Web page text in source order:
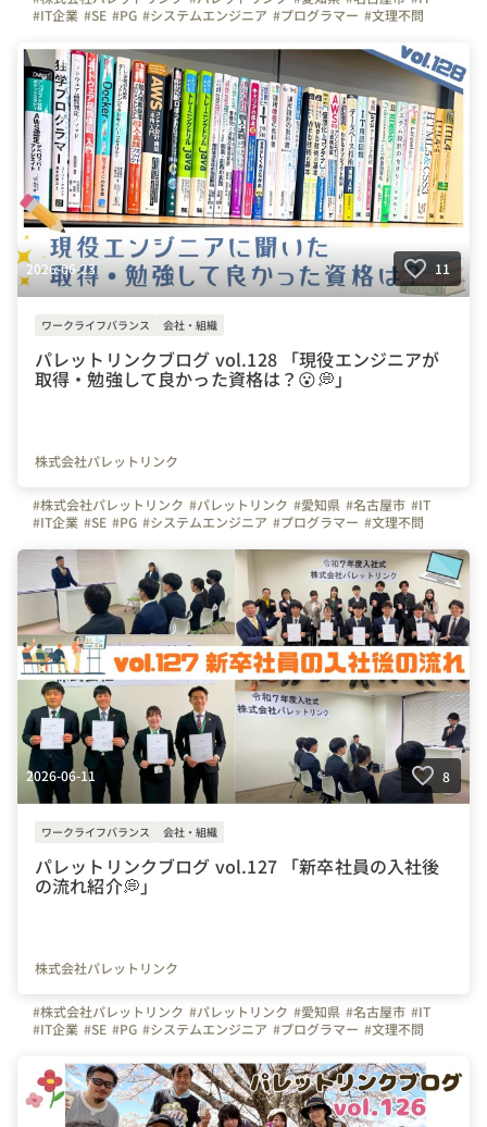
#IT企業 #SE #PG #システムエンジニア #プログラマー #文理不問
#テレワーク #在宅勤務 #自慢の福利厚生 #写真で伝える会社の雰囲気
#社内イベント #同好会 #つながりを大切に
#色とりどりの未来をITで
#パレットリンクブログ #資格 #ITパスポート #基本情報技術者試験
#応用情報技術者試験 #Udemy #Youtube #過去問道場
2026-06-23 11
ワークライフバランス 会社・組織
パレットリンクブログ vol.128 「現役エンジニアが
取得・勉強して良かった資格は？😮💭」
株式会社パレットリンク
#株式会社パレットリンク #パレットリンク #愛知県 #名古屋市 #IT
#IT企業 #SE #PG #システムエンジニア #プログラマー #文理不問
#テレワーク #在宅勤務 #自慢の福利厚生
#写真で伝える会社の雰囲気
#社内イベント
#同好会 #つながりを大切に
#色とりどりの未来をITで
#パレットリンクブログ #資格 #ITパスポート
#基本情報技術者試験
#応用情報技術者試験 #AWS #Azure #Python
2026-06-11 8
ワークライフバランス 会社・組織
パレットリンクブログ vol.127 「新卒社員の入社後
の流れ紹介💭」
株式会社パレットリンク
#株式会社パレットリンク #パレットリンク #愛知県 #名古屋市 #IT
#IT企業 #SE #PG #システムエンジニア #プログラマー #文理不問
#テレワーク #在宅勤務 #自慢の福利厚生 #写真で伝える会社の雰囲気
#社内イベント #同好会 #つながりを大切に #色とりどりの未来をITで
#パレットリンクブログ #新卒 #新入社員 #研修 #OJT #入社式
#メンター制度